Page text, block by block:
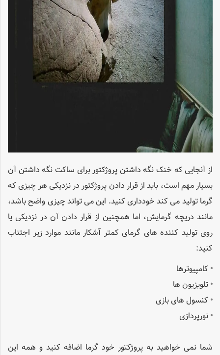
از آنجایی که خنک نگه داشتن پروژکتور برای ساکت نگه داشتن آن
بسیار مهم است، باید از قرار دادن پروژکتور در نزدیکی هر چیزی که
گرما تولید می کند خودداری کنید. این می تواند چیزی واضح باشد،
مانند دریچه گرمایش، اما همچنین از قرار دادن آن در نزدیکی یا
روی تولید کننده های گرمای کمتر آشکار مانند موارد زیر اجتناب
کنید:
• کامپیوترها
•تلویزیون ها
• کنسول های بازی
•نورپردازی
شما نمی خواهید به پروژکتور خود گرما اضافه کنید و همه این